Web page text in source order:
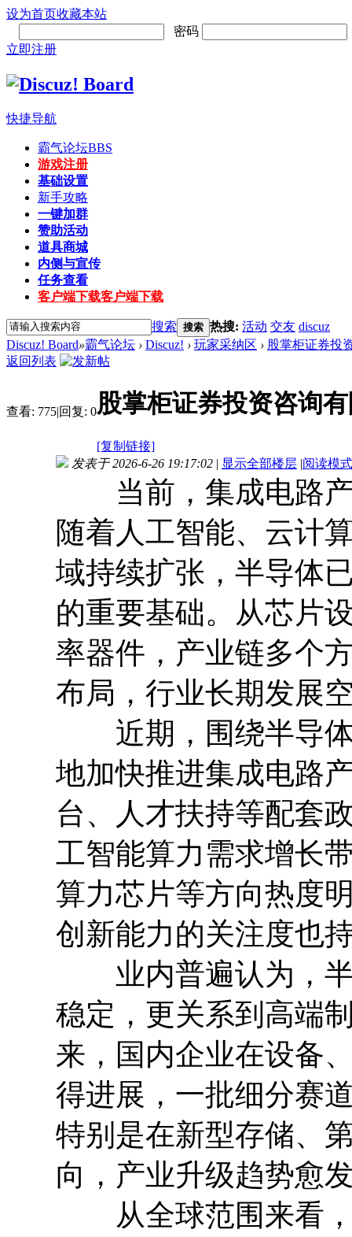
设为首页收藏本站
密码
立即注册
快捷导航
霸气论坛BBS
游戏注册
基础设置
新手攻略
一键加群
赞助活动
道具商城
内侧与宣传
任务查看
客户端下载客户端下载
搜索 搜索 热搜: 活动 交友 discuz
Discuz! Board»霸气论坛 › Discuz! › 玩家采纳区 › 股掌柜证券投
返回列表
查看: 775|回复: 0股掌柜证券投资咨询
[复制链接]
发表于 2026-6-26 19:17:02 | 显示全部楼层 |阅读模式
当前，集成电路产
随着人工智能、云计
域持续扩张，半导体
的重要基础。从芯片
率器件，产业链多个
布局，行业长期发展
近期，围绕半导体
地加快推进集成电路
台、人才扶持等配套
工智能算力需求增长
算力芯片等方向热度
创新能力的关注度也
业内普遍认为，半
稳定，更关系到高端
来，国内企业在设备
得进展，一批细分赛
特别是在新型存储、
向，产业升级趋势愈
从全球范围来看，